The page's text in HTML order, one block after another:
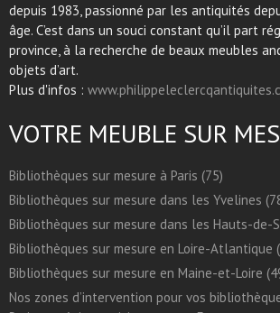
depuis 1983, passionné par les antiquités
âge. C’est dans un souci constant qu’il part
province, à la recherche de beaux meubles
objets d’art.
Plus d'infos :
VOTRE MEUBLE SUR
Bibliothèques sur mesure à Paris (75)
Bibliothèques sur mesure dans les Yvelines
Bibliothèques sur mesure dans les Hauts-de-
Bibliothèques sur mesure en Loire-Atlantique
Bibliothèques sur mesure en Maine-et-Loire
Nos zones d’intervention pour vos